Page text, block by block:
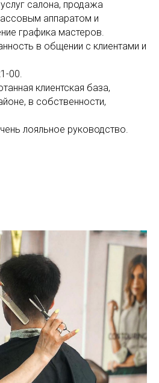
салона, продажа
аппаратом и
графика мастеров.
в общении с клиентами и
00.
клиентская база,
в собственности,
лояльное руководство.